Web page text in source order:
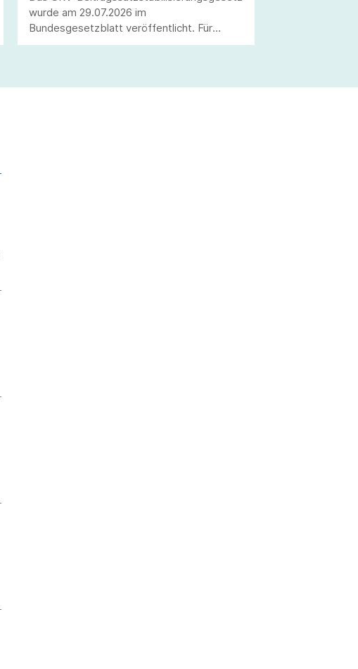
wurde am 29.07.2026 im
Bundesgesetzblatt veröffentlicht. Für
Arbeitgeber ergeben sich wesentliche
Einführung der Teilarbeitsunfähigkeit.